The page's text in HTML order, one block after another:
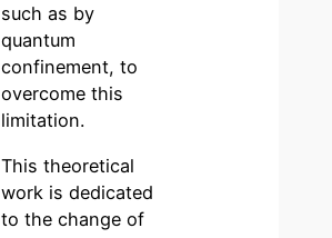
such as by
quantum
confinement, to
overcome this
limitation.
This theoretical
work is dedicated
to the change of